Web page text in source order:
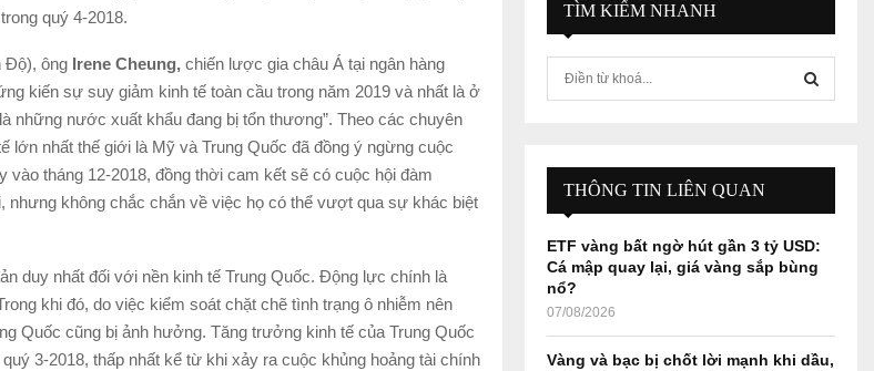
quý 4-2018.
Độ), ông Irene Cheung, chiến lược gia châu Á tại ngân hàng
kiến sự suy giảm kinh tế toàn cầu trong năm 2019 và nhất là ở
những nước xuất khẩu đang bị tổn thương”. Theo các chuyên
lớn nhất thế giới là Mỹ và Trung Quốc đã đồng ý ngừng cuộc
vào tháng 12-2018, đồng thời cam kết sẽ có cuộc hội đàm
nhưng không chắc chắn về việc họ có thể vượt qua sự khác biệt
duy nhất đối với nền kinh tế Trung Quốc. Động lực chính là
khi đó, do việc kiểm soát chặt chẽ tình trạng ô nhiễm nên
Quốc cũng bị ảnh hưởng. Tăng trưởng kinh tế của Trung Quốc
3-2018, thấp nhất kể từ khi xảy ra cuộc khủng hoảng tài chính
TÌM KIẾM NHANH
r
:
E
A
R
THÔNG TIN LIÊN QUAN
ETF vàng bất ngờ hút gần 3 tỷ USD:
Cá mập quay lại, giá vàng sắp bùng
nổ?
07/08/2026
Vàng và bạc bị chốt lời mạnh khi dầu,